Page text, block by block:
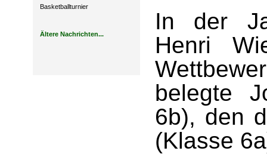
Basketballturnier
Ältere Nachrichten...
In der
Henri
belegte
6b), den
(Klasse